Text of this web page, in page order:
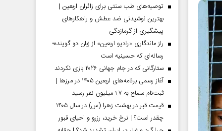
توصیه‌های طب سنتی برای زائران اربعین |
بهترین نوشیدنی ضد عطش و راهکارهای
پیشگیری از گرمازدگی
راز ماندگاری «رادیو اربعین» از زبان دو گوینده؛
رسانه‌ای که حسینیه است
ستارگانی که در جام جهانی ۲۰۲۶ بازی نکردند
آغاز رسمی برنامه‌های اربعین ۱۴۰۵ در مرز‌ها |
ثبت‌نام سماح به ۱.۷ میلیون نفر رسید
قیمت قبر در بهشت زهرا (س) در سال ۱۴۰۵
چقدر است؟ | نرخ خرید، رزرو و احیای قبور